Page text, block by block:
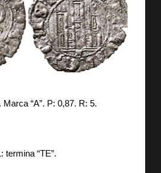
“A”. P: 0,87. R: 5.
termina “TE”.